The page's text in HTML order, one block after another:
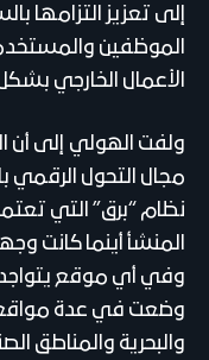
إلى تعزيز التزامها
الموظفين
الأعمال الخارجي
ولفت الهولي إلى
مجال التحول الرقمي
نظام “برق” التي
المنشأ أينما كانت
وفي أي موقع يتواجد
وضعت في عدة مواقع
والبحرية والمناطق